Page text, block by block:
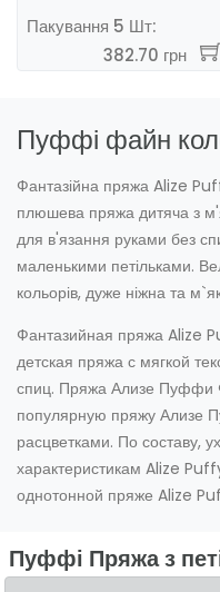
Пуффі Пряжа з
Пакування 5 Шт:
382.70 грн
Пуффі файн
Фантазійна пряжа Alize
плюшева пряжа дитяча з
для в'язання руками без
маленькими петільками.
кольорів, дуже ніжна та
Фантазийная пряжа Alize
детская пряжа с мягкой
спиц. Пряжа Ализе Пуффи
популярную пряжу Ализе
расцветками. По составу,
характеристикам Alize
однотонной пряже Alize